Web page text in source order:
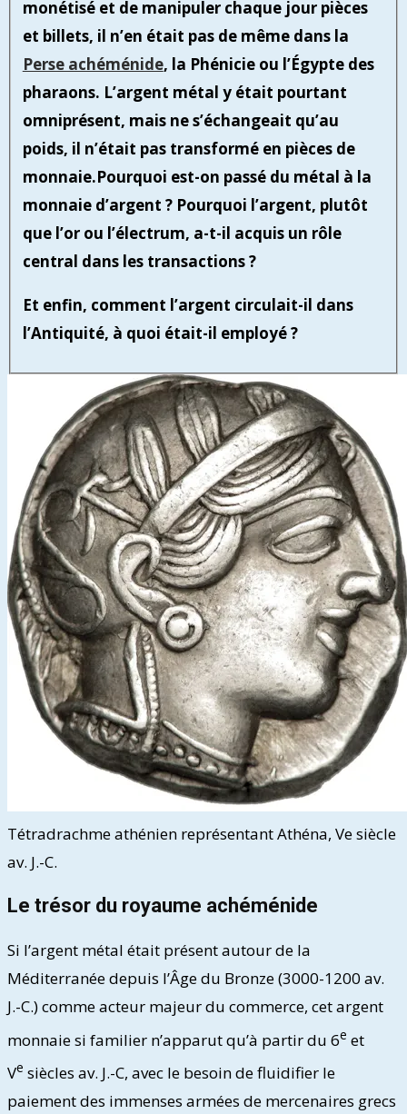
monétisé et de manipuler chaque jour pièces
et billets, il n’en était pas de même dans la
Perse achéménide, la Phénicie ou l’Égypte des
pharaons. L’argent métal y était pourtant
omniprésent, mais ne s’échangeait qu’au
poids, il n’était pas transformé en pièces de
monnaie.Pourquoi est-on passé du métal à la
monnaie d’argent ? Pourquoi l’argent, plutôt
que l’or ou l’électrum, a-t-il acquis un rôle
central dans les transactions ?
Et enfin, comment l’argent circulait-il dans
l’Antiquité, à quoi était-il employé ?
Tétradrachme athénien représentant Athéna, Ve siècle
av. J.-C.
Le trésor du royaume achéménide
Si l’argent métal était présent autour de la
Méditerranée depuis l’Âge du Bronze (3000-1200 av.
J.-C.) comme acteur majeur du commerce, cet argent
monnaie si familier n’apparut qu’à partir du 6e et
Ve siècles av. J.-C, avec le besoin de fluidifier le
paiement des immenses armées de mercenaires grecs